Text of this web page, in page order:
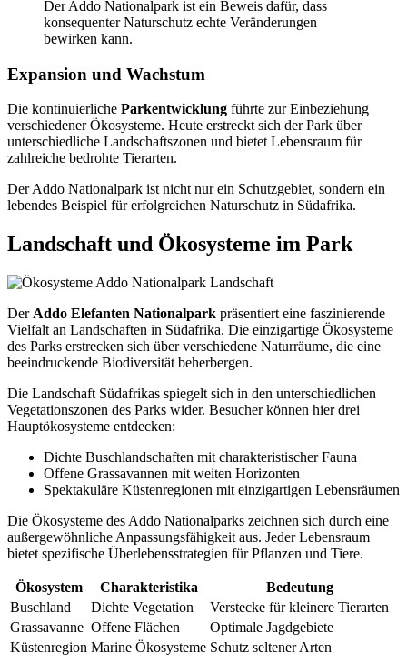
Der Addo Nationalpark ist ein Beweis dafür, dass
konsequenter Naturschutz echte Veränderungen
bewirken kann.
Expansion und Wachstum
Die kontinuierliche Parkentwicklung führte zur Einbeziehung
verschiedener Ökosysteme. Heute erstreckt sich der Park über
unterschiedliche Landschaftszonen und bietet Lebensraum für
zahlreiche bedrohte Tierarten.
Der Addo Nationalpark ist nicht nur ein Schutzgebiet, sondern ein
lebendes Beispiel für erfolgreichen Naturschutz in Südafrika.
Landschaft und Ökosysteme im Park
Der Addo Elefanten Nationalpark präsentiert eine faszinierende
Vielfalt an Landschaften in Südafrika. Die einzigartige Ökosysteme
des Parks erstrecken sich über verschiedene Naturräume, die eine
beeindruckende Biodiversität beherbergen.
Die Landschaft Südafrikas spiegelt sich in den unterschiedlichen
Vegetationszonen des Parks wider. Besucher können hier drei
Hauptökosysteme entdecken:
Dichte Buschlandschaften mit charakteristischer Fauna
Offene Grassavannen mit weiten Horizonten
Spektakuläre Küstenregionen mit einzigartigen Lebensräumen
Die Ökosysteme des Addo Nationalparks zeichnen sich durch eine
außergewöhnliche Anpassungsfähigkeit aus. Jeder Lebensraum
bietet spezifische Überlebensstrategien für Pflanzen und Tiere.
Ökosystem Charakteristika
Bedeutung
Buschland
Dichte Vegetation
Verstecke für kleinere Tierarten
Grassavanne Offene Flächen
Optimale Jagdgebiete
Küstenregion Marine Ökosysteme Schutz seltener Arten